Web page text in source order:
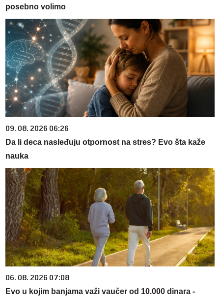
posebno volimo
09. 08. 2026 06:26
Da li deca nasleđuju otpornost na stres? Evo šta kaže
nauka
06. 08. 2026 07:08
Evo u kojim banjama važi vaučer od 10.000 dinara -